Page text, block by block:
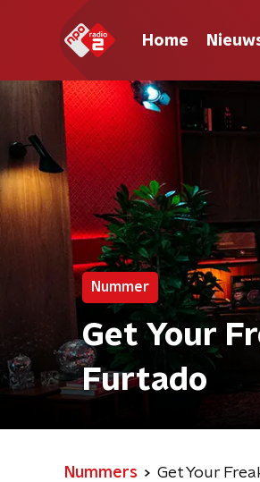
Home
Nummer
Get Your
Furtado
Nummers Get Your